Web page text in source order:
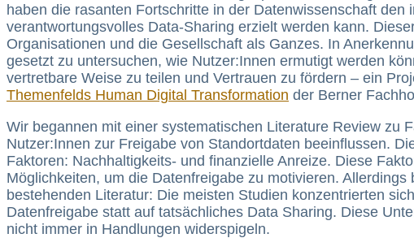
haben die rasanten Fortschritte in der Datenwissenschaft
verantwortungsvolles Data-Sharing erzielt werden kann.
Organisationen und die Gesellschaft als Ganzes. In
gesetzt zu untersuchen, wie Nutzer:Innen ermutigt werden
vertretbare Weise zu teilen und Vertrauen zu fördern – ein
Themenfelds Human Digital Transformation der Berner
Wir begannen mit einer systematischen Literature Review zu
Nutzer:Innen zur Freigabe von Standortdaten beeinflussen.
Faktoren: Nachhaltigkeits- und finanzielle Anreize. Diese
Möglichkeiten, um die Datenfreigabe zu motivieren.
bestehenden Literatur: Die meisten Studien konzentrierten
Datenfreigabe statt auf tatsächliches Data Sharing. Diese
nicht immer in Handlungen widerspigeln.